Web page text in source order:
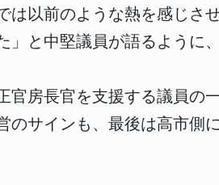
は以前のような熱を感じさ
」と中堅議員が語るように
官房長官を支援する議員の
のサインも、最後は高市側